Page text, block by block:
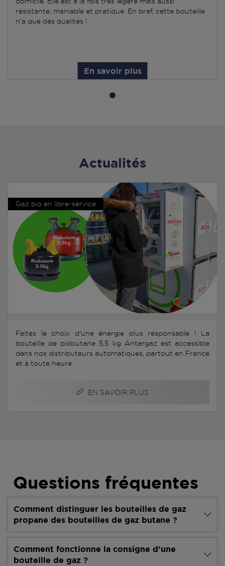
résistante, maniable et pratique. En bref, cette bouteille
n'a que des qualités !
En savoir plus
Actualités
Gaz bio en libre-service
Faites le choix d'une énergie plus responsable ! La
bouteille de biobutane 5,5 kg Antargaz est accessible
dans nos distributeurs automatiques, partout en France
et à toute heure.
EN SAVOIR PLUS
Questions fréquentes
Comment distinguer les bouteilles de gaz
propane des bouteilles de gaz butane ?
Comment fonctionne la consigne d’une
bouteille de gaz ?